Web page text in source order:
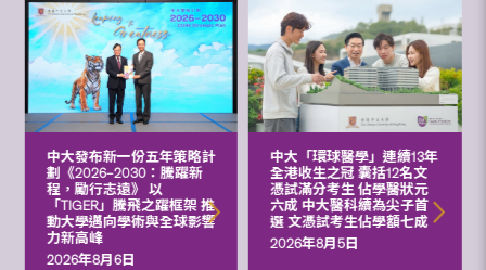
中大發布新一份五年策略計
劃《2026‒2030：騰躍新
程，勵行志遠》 以
「TIGER」騰飛之躍框架 推
動大學邁向學術與全球影響
力新高峰
2026年8月6日
中大「環球醫學」連續13年
全港收生之冠 囊括12名文
憑試滿分考生 佔學醫狀元
六成 中大醫科續為尖子首
選 文憑試考生佔學額七成
2026年8月5日